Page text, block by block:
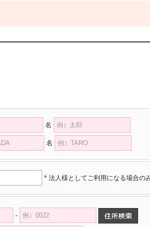
名
名
* 法人様としてご利用になる場合の
-